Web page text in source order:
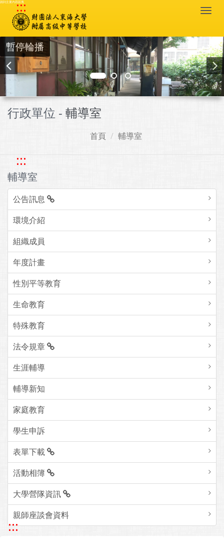
跳到主要內容區塊
:::
暫停輪播
行政單位 - 輔導室
首頁 輔導室
:::
輔導室
公告訊息
環境介紹
組織成員
年度計畫
性別平等教育
生命教育
特殊教育
法令規章
生涯輔導
輔導新知
家庭教育
學生申訴
表單下載
活動相簿
大學營隊資訊
親師座談會資料
:::